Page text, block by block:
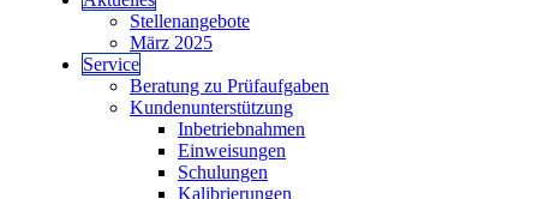
Stellenangebote
März 2025
Service
Beratung zu Prüfaufgaben
Kundenunterstützung
Inbetriebnahmen
Einweisungen
Schulungen
Kalibrierungen